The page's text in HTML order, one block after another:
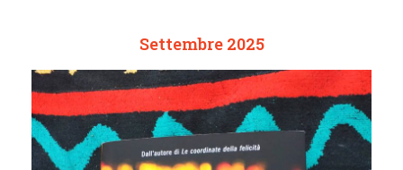
Settembre 2025